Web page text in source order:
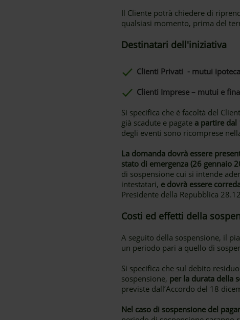
Il Cliente potrà chiedere di
qualsiasi momento, prima del
Destinatari dell'iniziativa
Clienti Privati - mutui
Clienti Imprese – mutui e
Si specifica che è facoltà del
già scadute e pagate a partire dal
degli eventi sono ricomprese
La domanda dovrà essere
stato di emergenza (26 gennaio
di sospensione cui si intende
intestatari, e dovrà essere
Presidente della Repubblica
Costi ed effetti della
A seguito della sospensione, il
un periodo pari a quello di
Si specifica che sul debito
sospensione, per la durata della
previste dall’Accordo del 18
Nel caso di sospensione del